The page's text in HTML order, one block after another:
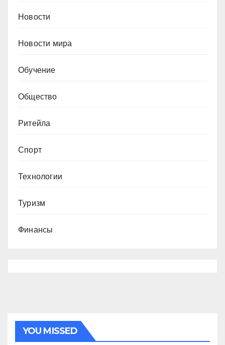
Новости
Новости мира
Обучение
Общество
Ритейла
Спорт
Технологии
Туризм
Финансы
YOU MISSED